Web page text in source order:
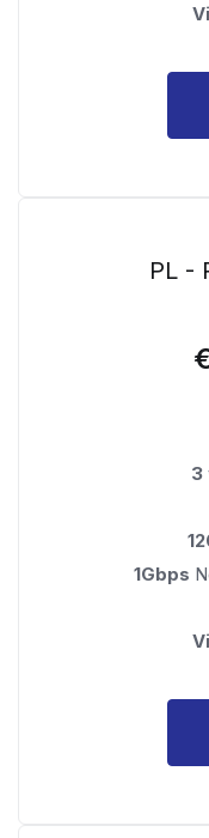
PL -
3
1Gbps